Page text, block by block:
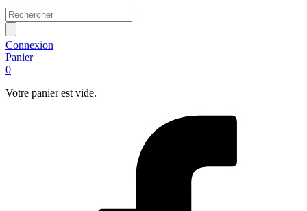
Connexion
Panier
0
Votre panier est vide.